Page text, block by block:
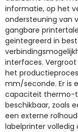
informatie, op het
ondersteuning van
gangbare
geïntegreerd in
interfaces.
het
mm/seconde. Er is
capaciteit thermo-
beschikbaar, zoals
een externe
labelprinter volledig